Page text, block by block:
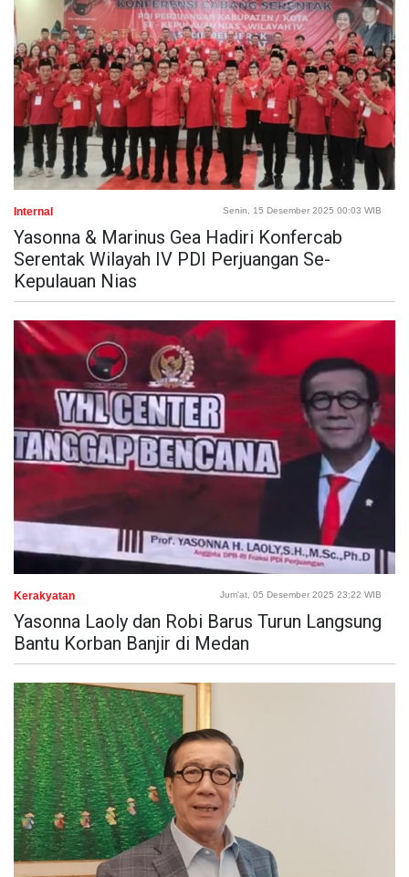
Internal Senin, 15 Desember 2025 00:03 WIB
Yasonna & Marinus Gea Hadiri Konfercab
Serentak Wilayah IV PDI Perjuangan Se-
Kepulauan Nias
Kerakyatan Jum'at, 05 Desember 2025 23:22 WIB
Yasonna Laoly dan Robi Barus Turun Langsung
Bantu Korban Banjir di Medan